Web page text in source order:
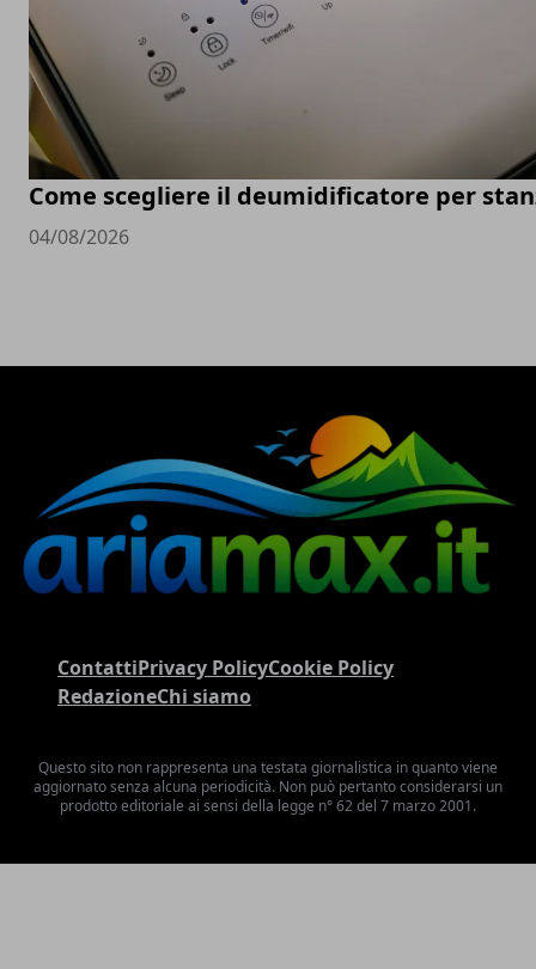
Come scegliere il deumidificatore per
04/08/2026
ContattiPrivacy PolicyCookie Policy
RedazioneChi siamo
Questo sito non rappresenta una testata giornalistica in quanto viene
aggiornato senza alcuna periodicità. Non può pertanto considerarsi un
prodotto editoriale ai sensi della legge n° 62 del 7 marzo 2001.